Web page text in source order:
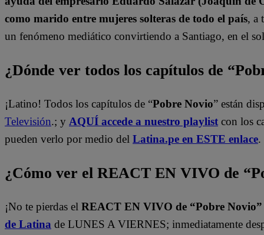
como marido entre mujeres solteras de todo el país, a
un fenómeno mediático convirtiendo a Santiago, en el
¿Dónde ver todos los capítulos de
¡Latino! Todos los capítulos de “Pobre Novio” están
Televisión.; y AQUÍ accede a nuestro playlist con los
pueden verlo por medio del Latina.pe en ESTE enlace.
¿Cómo ver el REACT EN VIVO de
¡No te pierdas el REACT EN VIVO de “Pobre
de Latina de LUNES A VIERNES; inmediatamente